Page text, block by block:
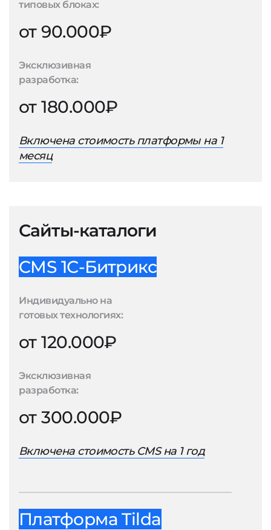
типовых блоках:
от 90.000₽
Эксклюзивная
разработка:
от 180.000₽
Включена стоимость платформы на 1
месяц
Сайты-каталоги
CMS 1С-Битрикс
Индивидуально на
готовых технологиях:
от 120.000₽
Эксклюзивная
разработка:
от 300.000₽
Включена стоимость CMS на 1 год
Платформа Tilda